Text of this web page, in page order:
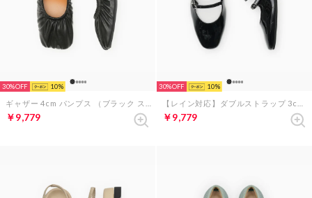
30% 10
￥9,779
30% 10
￥9,779